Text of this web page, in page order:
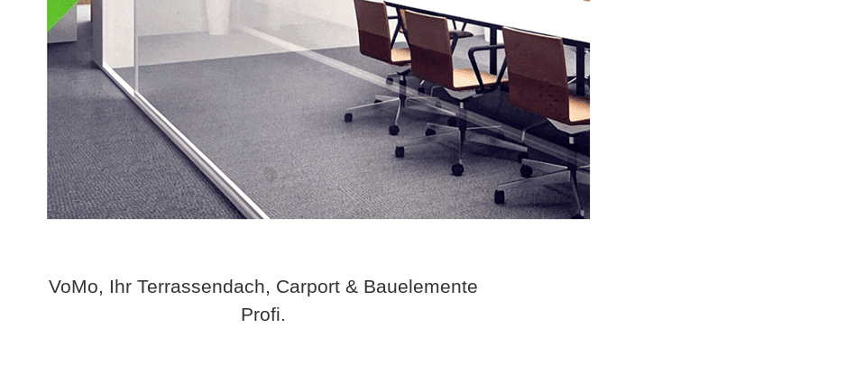
VoMo, Ihr Terrassendach, Carport & Bauelemente
Profi.